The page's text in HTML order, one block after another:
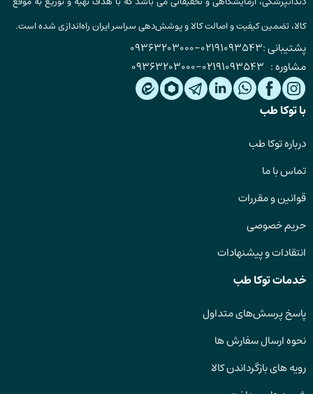
کالا، تضمین کیفیت و اصالت کالا و پوشش‌دهی سراسر ایران راه‌اندازی شده است.
پشتیبانی :02191093543
-
09363203000
مشاوره : 02191093543
-
09363203000
با توکا طب
درباره توکا طب
تماس با ما
قوانین و مقررات
حریم خصوصی
انتقادات و پیشنهادات
خدمات توکا طب
پاسخ پرسش‌های متداول
نحوه ارسال سفارش ها
رویه های بازگرداندن کالا